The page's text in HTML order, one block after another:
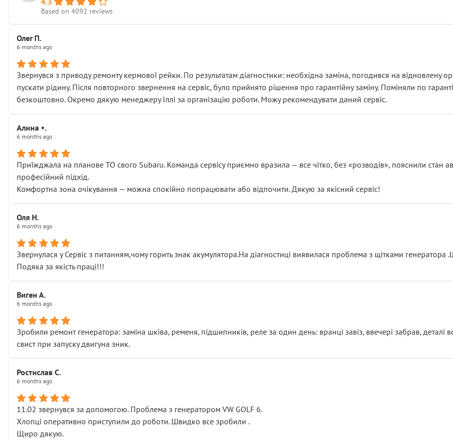
Based on 4092 reviews
Олег П.
6 months ago
Звернувся з приводу ремонту кермової рейки. По результатам діагностики: необхідна заміна, погодився на відновлену
пускати рідину. Після повторного звернення на сервіс, було прийнято рішення про гарантійну заміну. Поміняли по
безкоштовно. Окремо дякую менеджеру Іллі за організацію роботи. Можу рекомендувати даний сервіс.
Алина •.
6 months ago
Приїжджала на планове ТО свого Subaru. Команда сервісу приємно вразила — все чітко, без «розводів», пояснили стан
професійний підхід.
Комфортна зона очікування — можна спокійно попрацювати або відпочити. Дякую за якісний сервіс!
Оля Н.
6 months ago
Звернулася у Сервіс з питанням,чому горить знак акумулятора.На діагностиці виявилася проблема з щітками
Подяка за якість праці!!!
Виген А.
6 months ago
Зробили ремонт генератора: заміна шківа, ременя, підшипників, реле за один день: вранці завіз, ввечері забрав, деталі
свист при запуску двигуна зник.
Ростислав С.
6 months ago
11.02 звернувся за допомогою. Проблема з генератором VW GOLF 6.
Хлопці оперативно приступили до роботи. Швидко все зробили .
Щиро дякую.